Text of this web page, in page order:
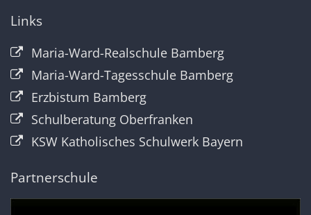
Links
Maria-Ward-Realschule Bamberg
Maria-Ward-Tagesschule Bamberg
Erzbistum Bamberg
Schulberatung Oberfranken
KSW Katholisches Schulwerk Bayern
Partnerschule